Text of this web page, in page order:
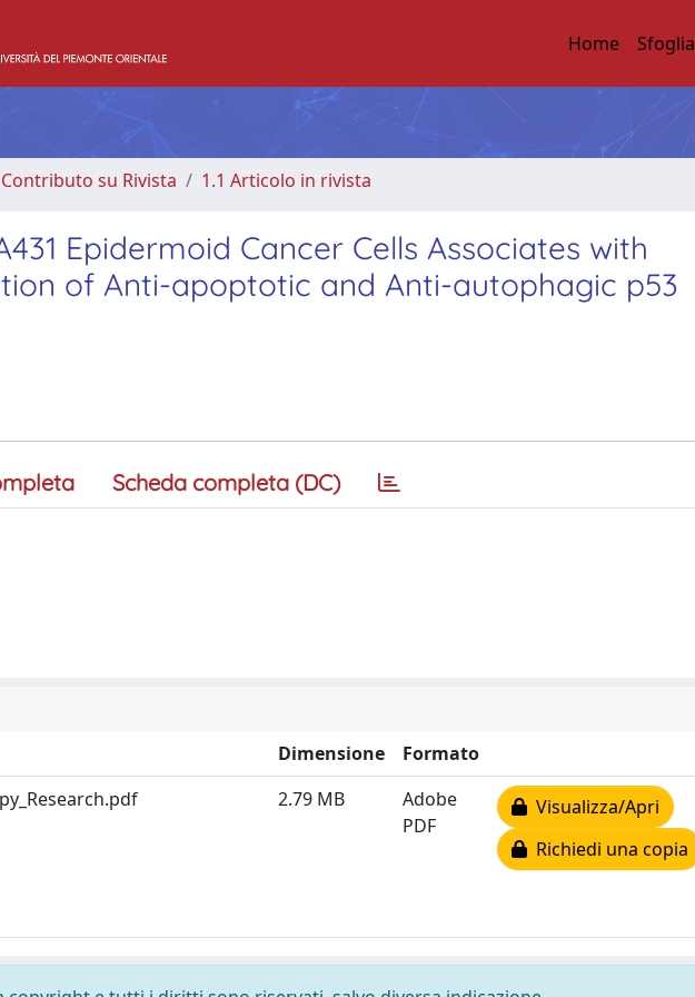
Home Sfoglia
su Rivista 1.1 Articolo in rivista
Epidermoid Cancer Cells Associates with
of Anti-apoptotic and Anti-autophagic p53
Scheda completa (DC)
Dimensione
Formato
2.79 MB
Adobe
PDF
Visualizza/Apri
Richiedi una copia